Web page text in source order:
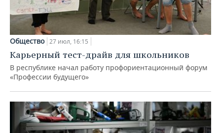
Общество 27 июл, 16:15
Карьерный тест-драйв для школьников
В республике начал работу профориентационный форум
«Профессии будущего»